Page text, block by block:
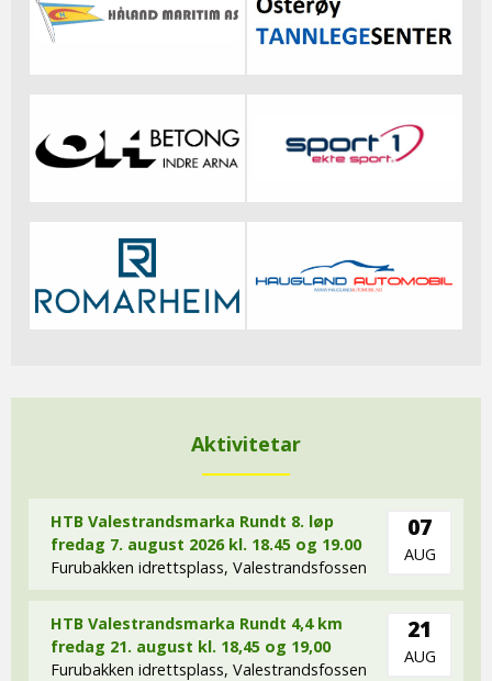
Aktivitetar
HTB Valestrandsmarka Rundt 8. løp
fredag 7. august 2026 kl. 18.45 og 19.00
Furubakken idrettsplass, Valestrandsfossen
07
AUG
HTB Valestrandsmarka Rundt 4,4 km
fredag 21. august kl. 18,45 og 19,00
Furubakken idrettsplass, Valestrandsfossen
21
AUG